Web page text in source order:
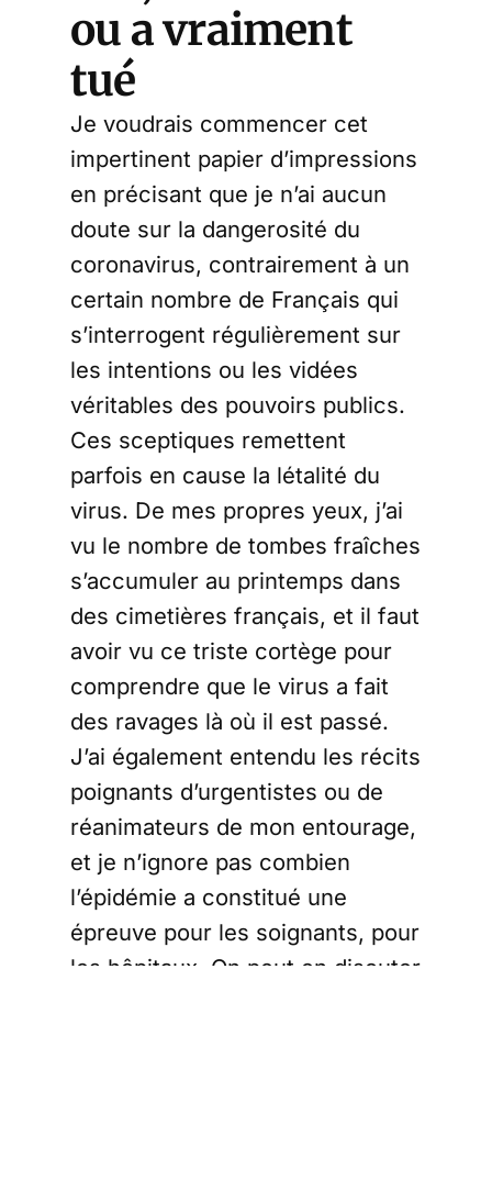
ou a vraiment
tué
Je voudrais commencer cet
impertinent papier d’impressions
en précisant que je n’ai aucun
doute sur la dangerosité du
coronavirus, contrairement à un
certain nombre de Français qui
s’interrogent régulièrement sur
les intentions ou les vidées
véritables des pouvoirs publics.
Ces sceptiques remettent
parfois en cause la létalité du
virus. De mes propres yeux, j’ai
vu le nombre de tombes fraîches
s’accumuler au printemps dans
des cimetières français, et il faut
avoir vu ce triste cortège pour
comprendre que le virus a fait
des ravages là où il est passé.
J’ai également entendu les récits
poignants d’urgentistes ou de
réanimateurs de mon entourage,
et je n’ignore pas combien
l’épidémie a constitué une
épreuve pour les soignants, pour
les hôpitaux. On peut en discuter